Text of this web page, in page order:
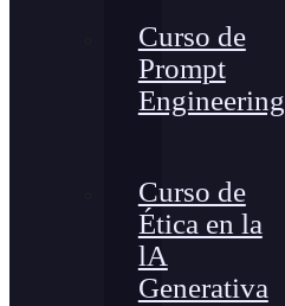
Curso de
Prompt
Engineering
Curso de
Ética en la
lA
Generativa